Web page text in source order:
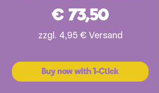
Preis
€ 73,50
zzgl. 4,95 € Versand
Buy now with 1-Click